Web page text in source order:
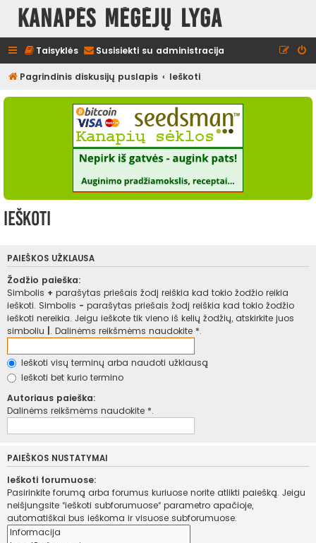
Kanapės mėgėjų lyga
Taisyklės Susisiekti su administracija
Pagrindinis diskusijų puslapis Ieškoti
Ieškoti
PAIEŠKOS UŽKLAUSA
Žodžio paieška:
Simbolis + parašytas priešais žodį reiškia kad tokio žodžio reikia
ieškoti. Simbolis - parašytas priešais žodį reiškia kad tokio žodžio
ieškoti nereikia. Jeigu ieškote tik vieno iš kelių žodžių, atskirkite juos
simboliu . Dalinėms reikšmėms naudokite *.
Ieškoti visų terminų arba naudoti užklausą
Ieškoti bet kurio termino
Autoriaus paieška:
Dalinėms reikšmėms naudokite *.
PAIEŠKOS NUSTATYMAI
Ieškoti forumuose:
Pasirinkite forumą arba forumus kuriuose norite atlikti paiešką. Jeigu
neišjungsite “ieškoti subforumuose“ parametro apačioje,
automatiškai bus ieškoma ir visuose subforumuose.